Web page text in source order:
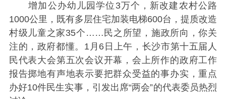
增加公办幼儿园学位3万个，新改建农村公路
1000公里，既有多层住宅加装电梯600台，提质改造
村级儿童之家35个……民之所望，施政所向，你关
注的，政府都懂。1月6日上午，长沙市第十五届人
民代表大会第五次会议开幕，会上所作的政府工作
报告掷地有声地表示要把群众受益的事办实，重点
办好10件民生实事，引发出席“两会”的代表委员热烈